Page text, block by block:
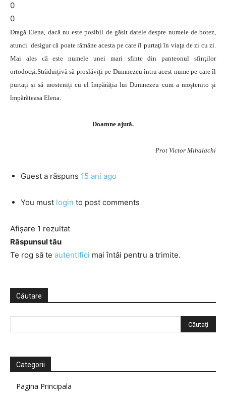
0
0
Dragă Elena, dacă nu este posibil de găsit datele despre numele de botez,
atunci desigur că poate rămâne acesta pe care îl purtaţi în viaţa de zi cu zi.
Mai ales că este numele unei mari sfinte din panteonul sfinţilor
ortodocşi.Străduițivă să proslăviți pe Dumnezeu întru acest nume pe care îl
purtați și să mosteniți cu el împărăția lui Dumnezeu cum a moștenito și
împărăteasa Elena.
Doamne ajută.
Prot Victor Mihalachi
Guest a răspuns 15 ani ago
You must login to post comments
Afișare 1 rezultat
Răspunsul tău
Te rog să te autentifici mai întâi pentru a trimite.
Căutare
Categorii
Pagina Principala